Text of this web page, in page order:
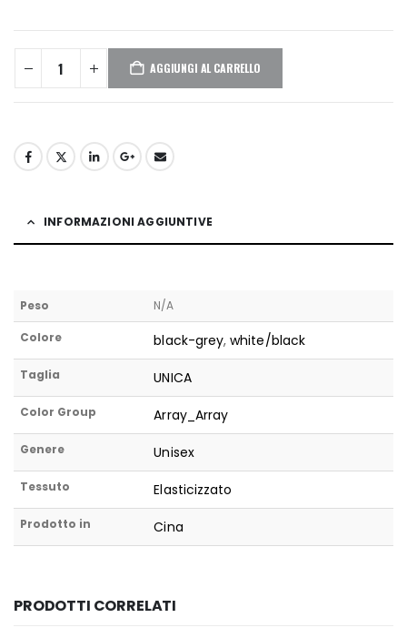
AGGIUNGI AL CARRELLO
INFORMAZIONI AGGIUNTIVE
Peso N/A
Colore black-grey,white/black
Taglia UNICA
Color Group Array_Array
Genere Unisex
Tessuto Elasticizzato
Prodotto in Cina
PRODOTTI CORRELATI